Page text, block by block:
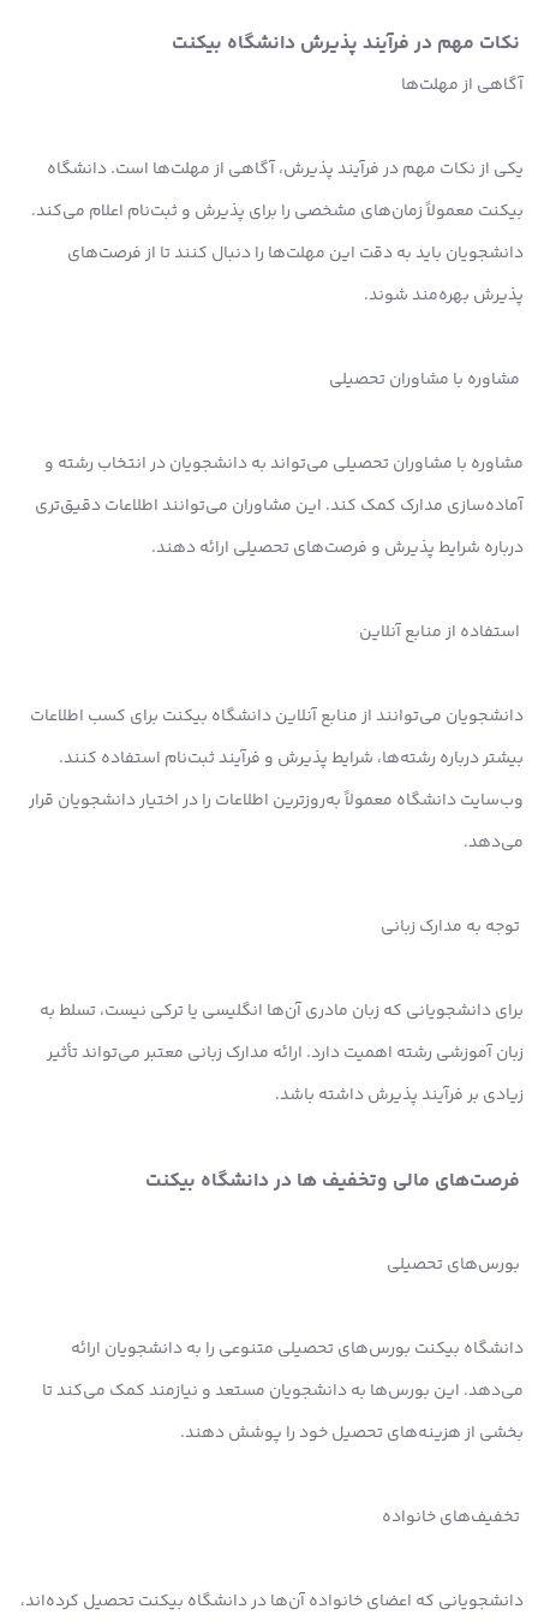
نکات مهم در فرآیند پذیرش دانشگاه بیکنت
آگاهی از مهلت‌ها
یکی از نکات مهم در فرآیند پذیرش، آگاهی از مهلت‌ها است. دانشگاه
بیکنت معمولاً زمان‌های مشخصی را برای پذیرش و ثبت‌نام اعلام می‌کند.
دانشجویان باید به دقت این مهلت‌ها را دنبال کنند تا از فرصت‌های
پذیرش بهره‌مند شوند.
مشاوره با مشاوران تحصیلی
مشاوره با مشاوران تحصیلی می‌تواند به دانشجویان در انتخاب رشته و
آماده‌سازی مدارک کمک کند. این مشاوران می‌توانند اطلاعات دقیق‌تری
درباره شرایط پذیرش و فرصت‌های تحصیلی ارائه دهند.
استفاده از منابع آنلاین
دانشجویان می‌توانند از منابع آنلاین دانشگاه بیکنت برای کسب اطلاعات
بیشتر درباره رشته‌ها، شرایط پذیرش و فرآیند ثبت‌نام استفاده کنند.
وب‌سایت دانشگاه معمولاً به‌روزترین اطلاعات را در اختیار دانشجویان قرار
می‌دهد.
توجه به مدارک زبانی
برای دانشجویانی که زبان مادری آن‌ها انگلیسی یا ترکی نیست، تسلط به
زبان آموزشی رشته اهمیت دارد. ارائه مدارک زبانی معتبر می‌تواند تأثیر
زیادی بر فرآیند پذیرش داشته باشد.
فرصت‌های مالی و‌تخفیف ها در دانشگاه بیکنت
بورس‌های تحصیلی
دانشگاه بیکنت بورس‌های تحصیلی متنوعی را به دانشجویان ارائه
می‌دهد. این بورس‌ها به دانشجویان مستعد و نیازمند کمک می‌کند تا
بخشی از هزینه‌های تحصیل خود را پوشش دهند.
تخفیف‌های خانواده
دانشجویانی که اعضای خانواده آن‌ها در دانشگاه بیکنت تحصیل کرده‌اند،